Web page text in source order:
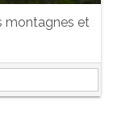
montagnes et